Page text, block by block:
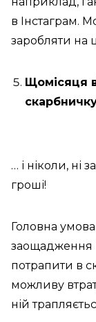
в Інстаграм.
заробляти на
Щомісяця
… і ніколи, ні
гроші!
Головна
заощадження
потрапити в
можливу
ній